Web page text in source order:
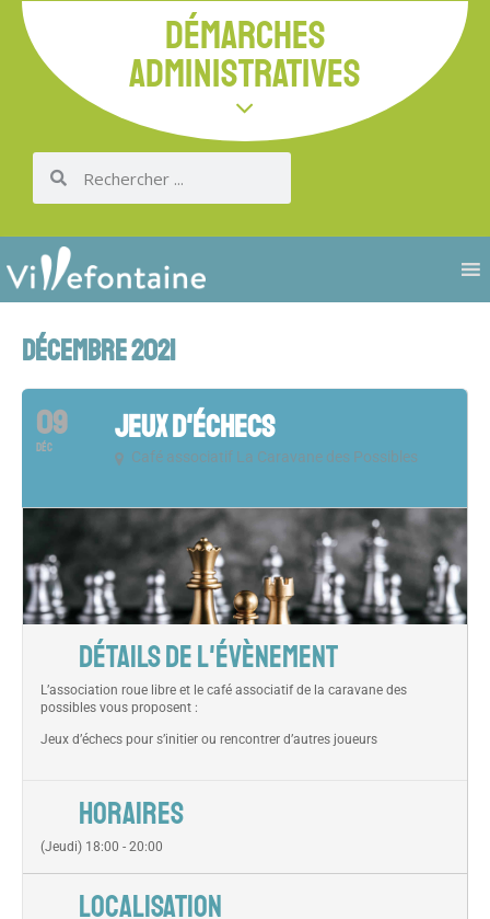
DÉMARCHES
ADMINISTRATIVES
DÉCEMBRE 2021
09
DÉC
JEUX D'ÉCHECS
Café associatif La Caravane des Possibles
DÉTAILS DE L'ÉVÈNEMENT
L’association roue libre et le café associatif de la caravane des
possibles vous proposent :
Jeux d’échecs pour s’initier ou rencontrer d’autres joueurs
HORAIRES
(Jeudi) 18:00 - 20:00
LOCALISATION